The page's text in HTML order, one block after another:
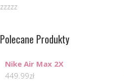
zzzzz
Polecane Produkty
Nike Air Max 2X
449.99zł